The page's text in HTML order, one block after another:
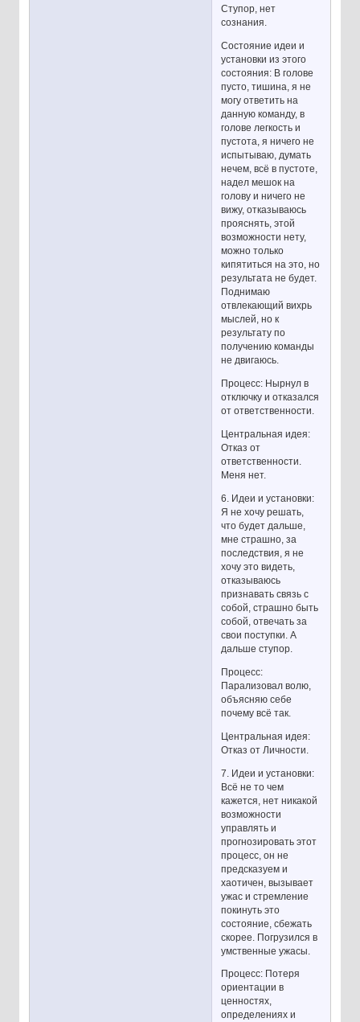
Ступор, нет
сознания.
Состояние идеи и
установки из этого
состояния: В голове
пусто, тишина, я не
могу ответить на
данную команду, в
голове легкость и
пустота, я ничего не
испытываю, думать
нечем, всё в пустоте,
надел мешок на
голову и ничего не
вижу, отказываюсь
прояснять, этой
возможности нету,
можно только
кипятиться на это, но
результата не будет.
Поднимаю
отвлекающий вихрь
мыслей, но к
результату по
получению команды
не двигаюсь.
Процесс: Нырнул в
отключку и отказался
от ответственности.
Центральная идея:
Отказ от
ответственности.
Меня нет.
6. Идеи и установки:
Я не хочу решать,
что будет дальше,
мне страшно, за
последствия, я не
хочу это видеть,
отказываюсь
признавать связь с
собой, страшно быть
собой, отвечать за
свои поступки. А
дальше ступор.
Процесс:
Парализовал волю,
объясняю себе
почему всё так.
Центральная идея:
Отказ от Личности.
7. Идеи и установки:
Всё не то чем
кажется, нет никакой
возможности
управлять и
прогнозировать этот
процесс, он не
предсказуем и
хаотичен, вызывает
ужас и стремление
покинуть это
состояние, сбежать
скорее. Погрузился в
умственные ужасы.
Процесс: Потеря
ориентации в
ценностях,
определениях и